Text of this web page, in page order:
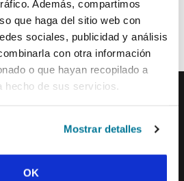
Además, compartimos
que haga del sitio web con
sociales, publicidad y análisis
con otra información
o que hayan recopilado a
hecho de sus servicios.
Mostrar detalles
OK
y el ministerio de IFES de todo el
inspirarte en tus oraciones.
que te unieras a nosotros!